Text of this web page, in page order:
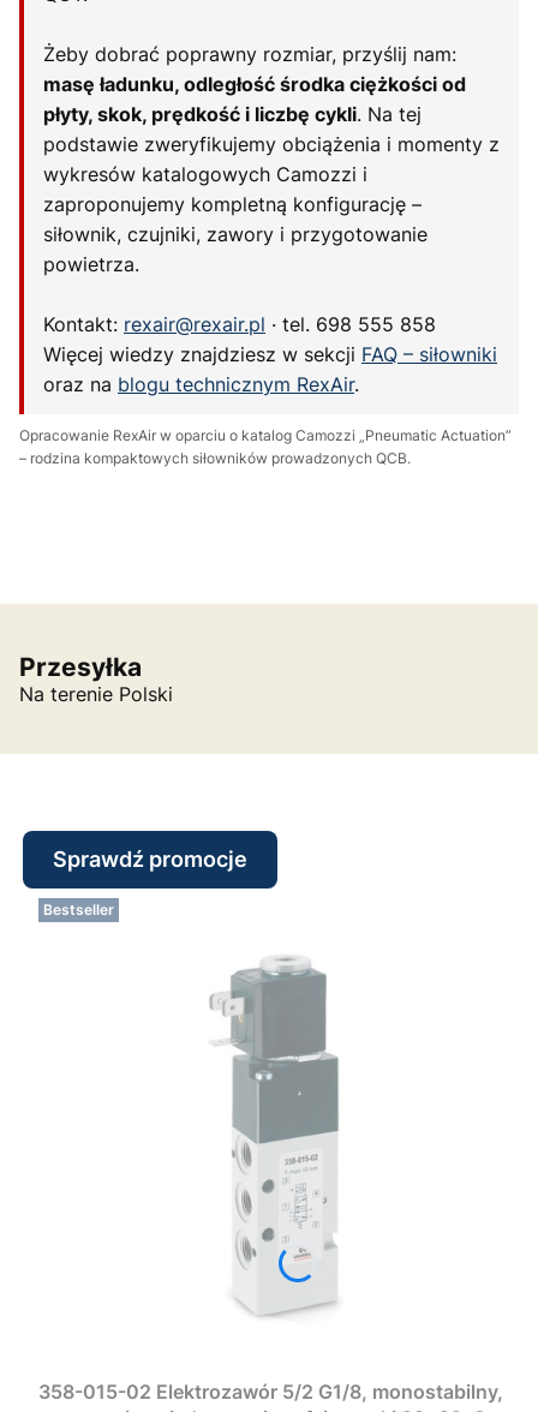
Żeby dobrać poprawny rozmiar, przyślij nam:
masę ładunku, odległość środka ciężkości od
płyty, skok, prędkość i liczbę cykli. Na tej
podstawie zweryfikujemy obciążenia i momenty z
wykresów katalogowych Camozzi i
zaproponujemy kompletną konfigurację –
siłownik, czujniki, zawory i przygotowanie
powietrza.
Kontakt: rexair@rexair.pl · tel. 698 555 858
Więcej wiedzy znajdziesz w sekcji FAQ – siłowniki
oraz na blogu technicznym RexAir.
Opracowanie RexAir w oparciu o katalog Camozzi „Pneumatic Actuation”
– rodzina kompaktowych siłowników prowadzonych QCB.
Przesyłka
Na terenie Polski
Sprawdź promocje
Bestseller
358-015-02 Elektrozawór 5/2 G1/8, monostabilny,